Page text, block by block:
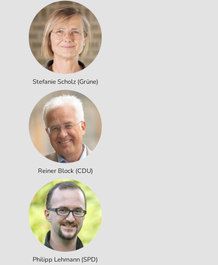
Stefanie Scholz (Grüne)
Reiner Block (CDU)
Philipp Lehmann (SPD)